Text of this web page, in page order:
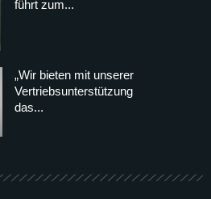
führt zum...
„Wir bieten mit unserer
Vertriebsunterstützung
das...